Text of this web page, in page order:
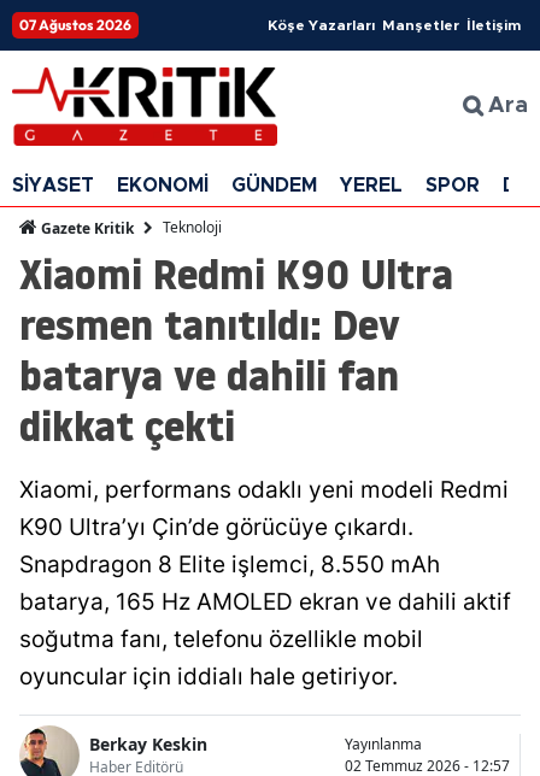
07 Ağustos 2026 Köşe Yazarları Manşetler İletişim
Ara
SİYASET EKONOMİ GÜNDEM YEREL SPOR
Gazete Kritik Teknoloji
Xiaomi Redmi K90 Ultra
resmen tanıtıldı: Dev
batarya ve dahili fan
dikkat çekti
Xiaomi, performans odaklı yeni modeli Redmi
K90 Ultra’yı Çin’de görücüye çıkardı.
Snapdragon 8 Elite işlemci, 8.550 mAh
batarya, 165 Hz AMOLED ekran ve dahili aktif
soğutma fanı, telefonu özellikle mobil
oyuncular için iddialı hale getiriyor.
Berkay Keskin
Haber Editörü
Yayınlanma
02 Temmuz 2026 - 12:57